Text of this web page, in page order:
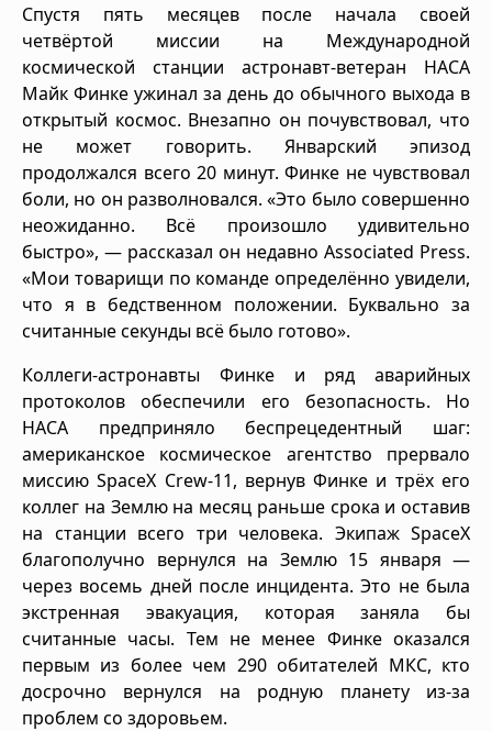
Спустя пять месяцев после начала своей
четвёртой миссии на Международной
космической станции астронавт-ветеран НАСА
Майк Финке ужинал за день до обычного выхода в
открытый космос. Внезапно он почувствовал, что
не может говорить. Январский эпизод
продолжался всего 20 минут. Финке не чувствовал
боли, но он разволновался. «Это было совершенно
неожиданно. Всё произошло удивительно
быстро», — рассказал он недавно Associated Press.
«Мои товарищи по команде определённо увидели,
что я в бедственном положении. Буквально за
считанные секунды всё было готово».
Коллеги-астронавты Финке и ряд аварийных
протоколов обеспечили его безопасность. Но
НАСА предприняло беспрецедентный шаг:
американское космическое агентство прервало
миссию SpaceX Crew-11, вернув Финке и трёх его
коллег на Землю на месяц раньше срока и оставив
на станции всего три человека. Экипаж SpaceX
благополучно вернулся на Землю 15 января —
через восемь дней после инцидента. Это не была
экстренная эвакуация, которая заняла бы
считанные часы. Тем не менее Финке оказался
первым из более чем 290 обитателей МКС, кто
досрочно вернулся на родную планету из-за
проблем со здоровьем.